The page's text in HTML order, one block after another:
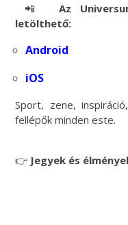
📲 Az
letölthető:
Android
iOS
Sport, zene,
fellépők minden este.
👉 Jegyek és